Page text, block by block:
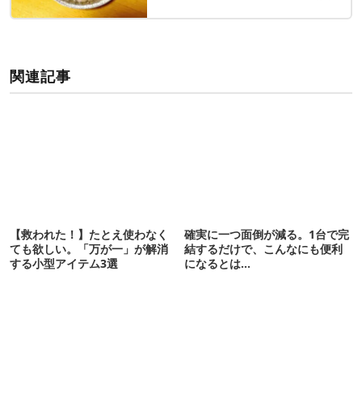
関連記事
【救われた！】たとえ使わなく
ても欲しい。「万が一」が解消
する小型アイテム3選
確実に一つ面倒が減る。1台で完
結するだけで、こんなにも便利
になるとは…